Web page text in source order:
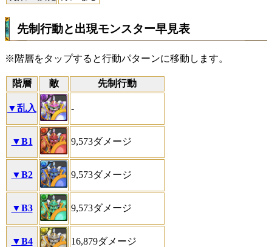
先制行動と出現モンスター早見表
※階層をタップすると行動パターンに移動します。
階層 敵 先制行動
▼乱入 -
▼B1 9,573ダメージ
▼B2 9,573ダメージ
▼B3 9,573ダメージ
▼B4 16,879ダメージ